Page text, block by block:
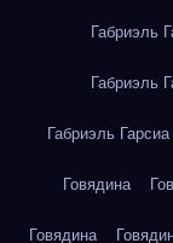
Габриэль
Габриэль
Габриэль
Говядина
Говядина